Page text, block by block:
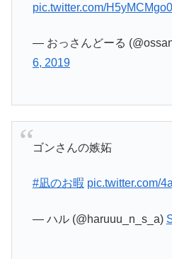
pic.twitter.com/
— おっさんどーる
6, 2019
ゴンさんの嫉妬
#凪のお暇 pic.twitter.com/
— ハル (@haruuu_n_s_a)